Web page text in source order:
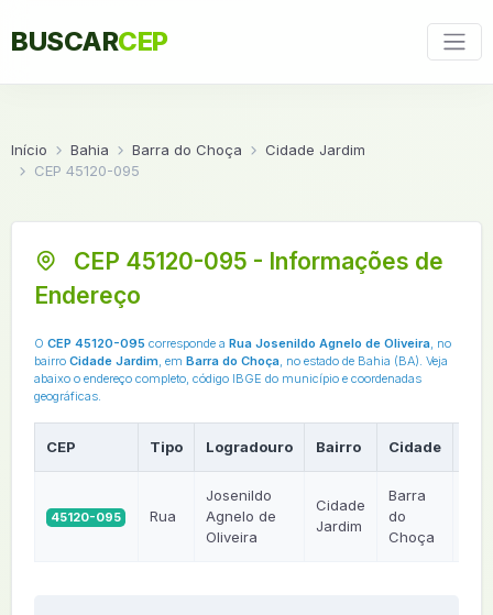
BUSCARCEP
Início Bahia Barra do Choça
Cidade Jardim
CEP 45120-095
CEP 45120-095 - Informações de
Endereço
O CEP 45120-095 corresponde a Rua Josenildo Agnelo de Oliveira, no
bairro Cidade Jardim, em Barra do Choça, no estado de Bahia (BA). Veja
abaixo o endereço completo, código IBGE do município e coordenadas
geográficas.
CEP Tipo Logradouro Bairro Cidade
45120-095 Rua
Josenildo
Agnelo de
Oliveira
Cidade
Jardim
Barra
do
Choça